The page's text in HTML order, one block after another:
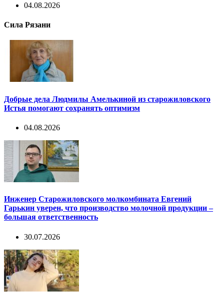
04.08.2026
Сила Рязани
Добрые дела Людмилы Амелькиной из старожиловского
Истья помогают сохранять оптимизм
04.08.2026
Инженер Старожиловского молкомбината Евгений
Гарькин уверен, что производство молочной продукции –
большая ответственность
30.07.2026